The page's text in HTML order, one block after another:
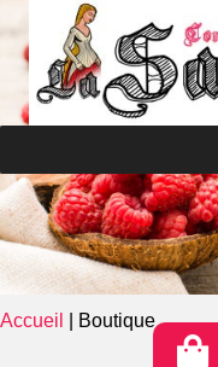
Accueil
Boutique